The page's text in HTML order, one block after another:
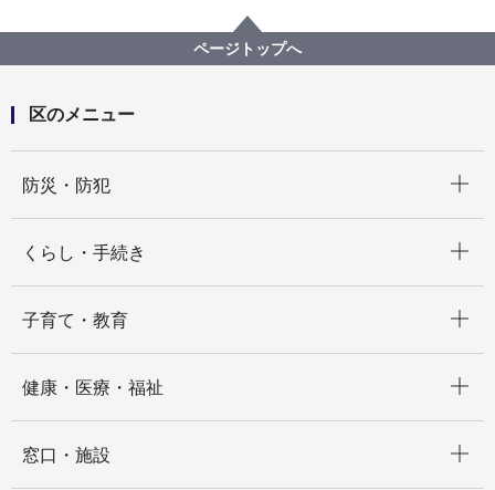
ページトップへ
区のメニュー
防災・防犯
くらし・手続き
子育て・教育
健康・医療・福祉
窓口・施設